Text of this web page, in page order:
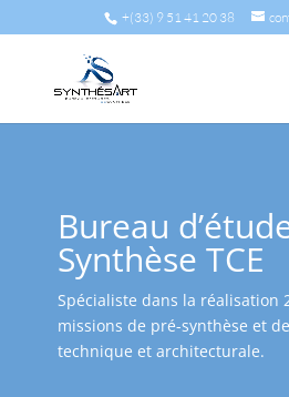
+(33) 9 51 41 20 38
Bureau
Synthèse TCE
Spécialiste dans la réalisation
missions de pré-synthèse et
technique et architecturale.